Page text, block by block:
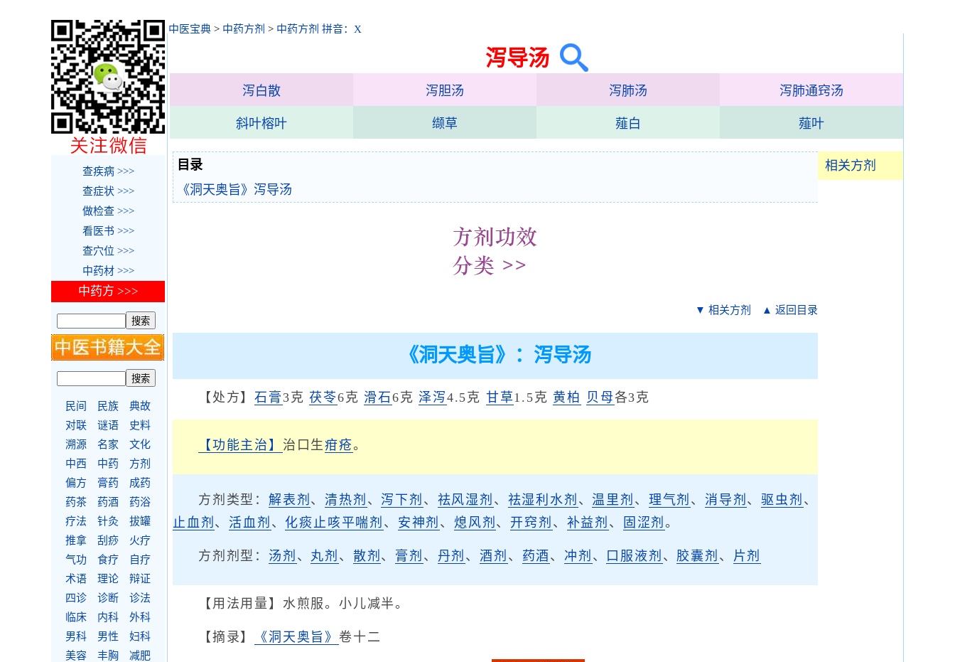
中医宝典 > 中药方剂 > 中药方剂 拼音：X
泻导汤
泻白散 泻胆汤 泻肺汤 泻肺通窍汤
斜叶榕叶 缬草 薤白 薤叶
相关方剂
目录
《洞天奥旨》泻导汤
▼ 相关方剂 ▲ 返回目录
《洞天奥旨》：泻导汤
【处方】石膏 3克茯苓6克 滑石 6克 泽泻4.5克 甘草1.5克 黄柏 贝母各3克
【功能主治】 治口生疳疮。
方剂类型： 解表剂 、清热剂 、 泻下剂 、 祛风湿剂 、 祛湿利水剂 、温里剂 、 理气剂 、 消导剂 、驱虫剂 、
止血剂 、 活血剂 、 化痰止咳平喘剂 、 安神剂 、熄风剂 、 开窍剂 、 补益剂 、 固涩剂。
方剂剂型： 汤剂 、 丸剂 、 散剂 、 膏剂 、 丹剂 、酒剂 、 药酒 、 冲剂 、 口服液剂 、 胶囊剂 、 片剂
【用法用量】水煎服。小儿减半。
【摘录】 《洞天奥旨》卷十二
查疾病 >>>
查症状 >>>
做检查 >>>
看医书 >>>
查穴位 >>>
中药材 >>>
中药方 >>>
民间 民族
典故
对联
谜语
史料
溯源
名家
文化
中西
中药
方剂
偏方
膏药
成药
药茶
药酒
药浴
疗法
针灸
拔罐
推拿
刮痧
火疗
气功
食疗
自疗
术语
理论
辩证
四诊
诊断
诊法
临床
内科
外科
男科
男性
妇科
美容
丰胸
减肥